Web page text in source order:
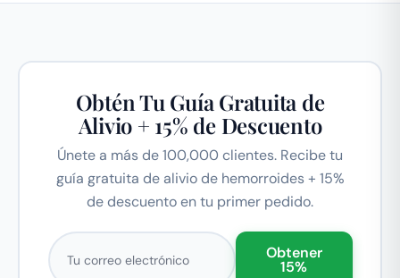
Obtén Tu Guía Gratuita de
Alivio + 15% de Descuento
Únete a más de 100,000 clientes. Recibe tu
guía gratuita de alivio de hemorroides + 15%
de descuento en tu primer pedido.
Correo electrónico
Obtener
15%